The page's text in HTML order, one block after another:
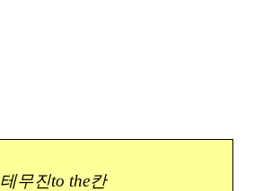
테무진to the칸